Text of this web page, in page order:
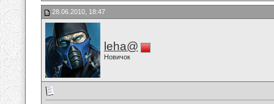
28.06.2010, 18:47
leha@
Новичок